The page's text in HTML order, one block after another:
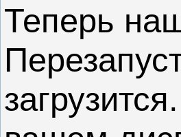
Теперь